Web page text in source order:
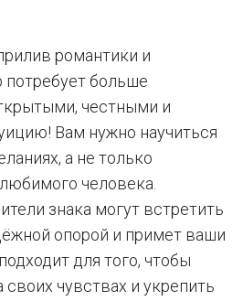
романтики и
потребует больше
честными и
Вам нужно научиться
а не только
человека.
знака могут встретить
опорой и примет ваши
для того, чтобы
своих чувствах и укрепить